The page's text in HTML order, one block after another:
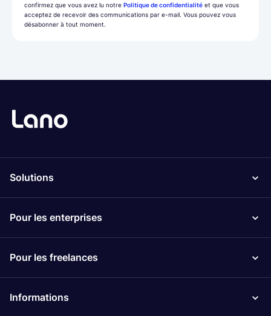
confirmez que vous avez lu notre Politique de confidentialité et que vous
acceptez de recevoir des communications par e-mail. Vous pouvez vous
désabonner à tout moment.
Solutions
Pour les enterprises
Pour les freelances
Informations